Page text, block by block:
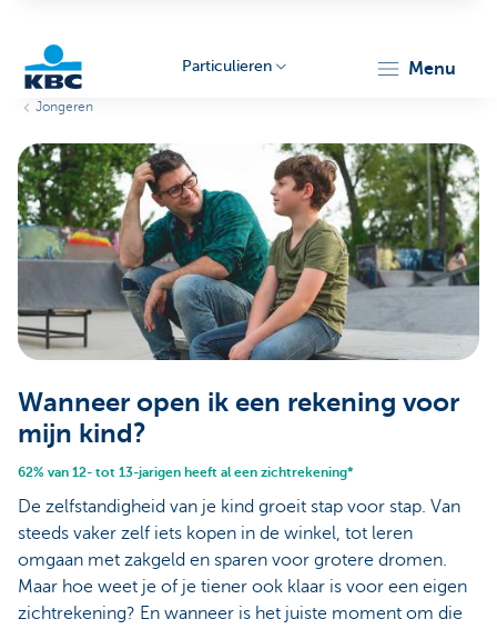
Particulieren
Particulieren menu
Jongeren
Wanneer open ik een rekening voor
mijn kind?
62% van 12- tot 13-jarigen heeft al een zichtrekening*
De zelfstandigheid van je kind groeit stap voor stap. Van
steeds vaker zelf iets kopen in de winkel, tot leren
omgaan met zakgeld en sparen voor grotere dromen.
Maar hoe weet je of je tiener ook klaar is voor een eigen
zichtrekening? En wanneer is het juiste moment om die